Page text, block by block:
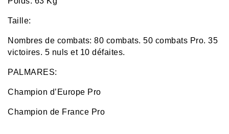
Taille:
Nombres de combats: 80 combats. 50 combats Pro. 35
victoires. 5 nuls et 10 défaites.
PALMARES:
Champion d’Europe Pro
Champion de France Pro